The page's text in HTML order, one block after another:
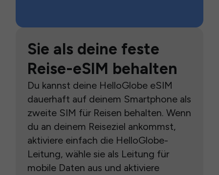
Sie als deine feste
Reise-eSIM behalten
Du kannst deine HelloGlobe eSIM
dauerhaft auf deinem Smartphone als
zweite SIM für Reisen behalten. Wenn
du an deinem Reiseziel ankommst,
aktiviere einfach die HelloGlobe-
Leitung, wähle sie als Leitung für
mobile Daten aus und aktiviere